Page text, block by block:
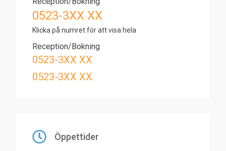
0523-3XX XX
Klicka på numret för att visa hela
Reception/Bokning
0523-3XX XX
0523-3XX XX
Öppettider